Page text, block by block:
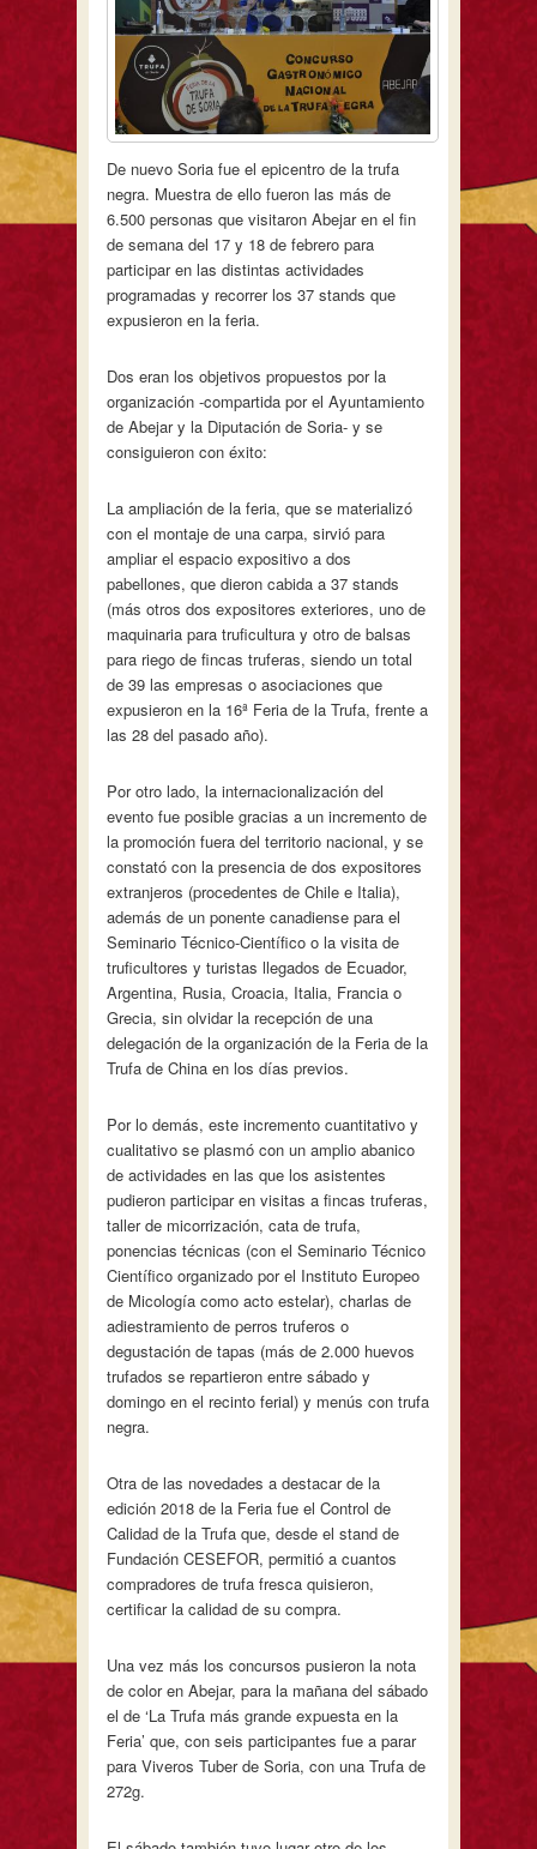
De nuevo Soria fue el epicentro de la trufa
negra. Muestra de ello fueron las más de
6.500 personas que visitaron Abejar en el fin
de semana del 17 y 18 de febrero para
participar en las distintas actividades
programadas y recorrer los 37 stands que
expusieron en la feria.
Dos eran los objetivos propuestos por la
organización -compartida por el Ayuntamiento
de Abejar y la Diputación de Soria- y se
consiguieron con éxito:
La ampliación de la feria, que se materializó
con el montaje de una carpa, sirvió para
ampliar el espacio expositivo a dos
pabellones, que dieron cabida a 37 stands
(más otros dos expositores exteriores, uno de
maquinaria para truficultura y otro de balsas
para riego de fincas truferas, siendo un total
de 39 las empresas o asociaciones que
expusieron en la 16ª Feria de la Trufa, frente a
las 28 del pasado año).
Por otro lado, la internacionalización del
evento fue posible gracias a un incremento de
la promoción fuera del territorio nacional, y se
constató con la presencia de dos expositores
extranjeros (procedentes de Chile e Italia),
además de un ponente canadiense para el
Seminario Técnico-Científico o la visita de
truficultores y turistas llegados de Ecuador,
Argentina, Rusia, Croacia, Italia, Francia o
Grecia, sin olvidar la recepción de una
delegación de la organización de la Feria de la
Trufa de China en los días previos.
Por lo demás, este incremento cuantitativo y
cualitativo se plasmó con un amplio abanico
de actividades en las que los asistentes
pudieron participar en visitas a fincas truferas,
taller de micorrización, cata de trufa,
ponencias técnicas (con el Seminario Técnico
Científico organizado por el Instituto Europeo
de Micología como acto estelar), charlas de
adiestramiento de perros truferos o
degustación de tapas (más de 2.000 huevos
trufados se repartieron entre sábado y
domingo en el recinto ferial) y menús con trufa
negra.
Otra de las novedades a destacar de la
edición 2018 de la Feria fue el Control de
Calidad de la Trufa que, desde el stand de
Fundación CESEFOR, permitió a cuantos
compradores de trufa fresca quisieron,
certificar la calidad de su compra.
Una vez más los concursos pusieron la nota
de color en Abejar, para la mañana del sábado
el de ‘La Trufa más grande expuesta en la
Feria’ que, con seis participantes fue a parar
para Viveros Tuber de Soria, con una Trufa de
272g.